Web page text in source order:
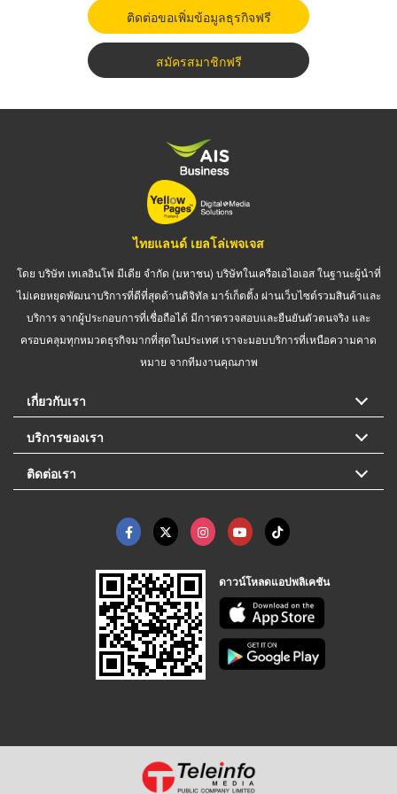
ติดต่อขอเพิ่มข้อมูลธุรกิจฟรี
สมัครสมาชิกฟรี
ไทยแลนด์ เยลโล่เพจเจส
โดย บริษัท เทเลอินโฟ มีเดีย จำกัด (มหาชน) บริษัทในเครือเอไอเอส ในฐานะผู้นำที่
ไม่เคยหยุดพัฒนาบริการที่ดีที่สุดด้านดิจิทัล มาร์เก็ตติ้ง ผ่านเว็บไซต์รวมสินค้าและ
บริการ จากผู้ประกอบการที่เชื่อถือได้ มีการตรวจสอบและยืนยันตัวตนจริง และ
ครอบคลุมทุกหมวดธุรกิจมากที่สุดในประเทศ เราจะมอบบริการที่เหนือความคาด
หมาย จากทีมงานคุณภาพ
เกี่ยวกับเรา
บริการของเรา
ติดต่อเรา
ดาวน์โหลดแอปพลิเคชัน